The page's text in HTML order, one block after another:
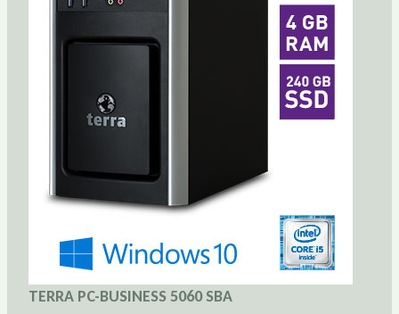
TERRA PC-BUSINESS 5060 SBA